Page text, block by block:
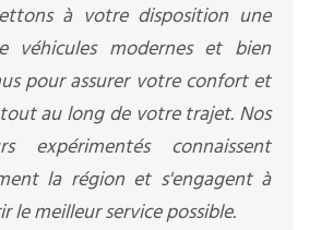
à votre disposition une
véhicules modernes et bien
pour assurer votre confort et
au long de votre trajet. Nos
expérimentés connaissent
la région et s'engagent à
le meilleur service possible.